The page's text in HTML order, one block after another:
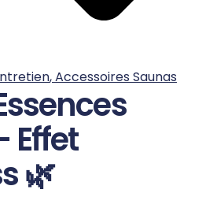
,Accessoires Saunas
Effet
🌿